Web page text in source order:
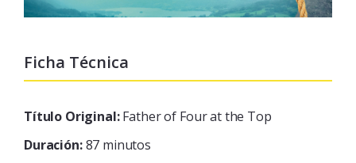
Ficha Técnica
Título Original:Father of Four at the Top
Duración:87 minutos